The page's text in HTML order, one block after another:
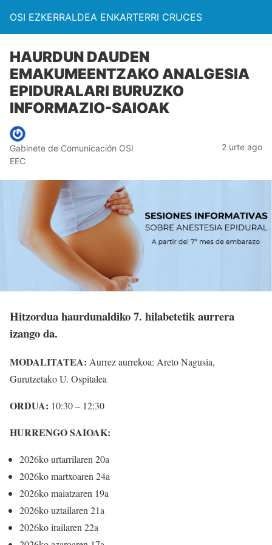
OSI EZKERRALDEA ENKARTERRI CRUCES
HAURDUN DAUDEN
EMAKUMEENTZAKO ANALGESIA
EPIDURALARI BURUZKO
INFORMAZIO-SAIOAK
Gabinete de Comunicación OSI
EEC
2 urte ago
Hitzordua haurdunaldiko 7. hilabetetik aurrera
izango da.
MODALITATEA: Aurrez aurrekoa: Areto Nagusia,
Gurutzetako U. Ospitalea
ORDUA: 10:30 – 12:30
HURRENGO SAIOAK:
2026ko urtarrilaren 20a
2026ko martxoaren 24a
2026ko maiatzaren 19a
2026ko uztailaren 21a
2026ko irailaren 22a